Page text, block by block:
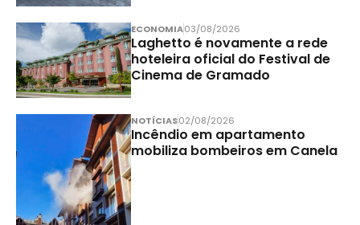
ECONOMIA03/08/2026
Laghetto é novamente a rede
hoteleira oficial do Festival de
Cinema de Gramado
NOTÍCIAS02/08/2026
Incêndio em apartamento
mobiliza bombeiros em Canela